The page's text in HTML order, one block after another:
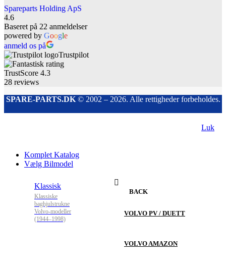
Spareparts Holding ApS
4.6
Baseret på 22 anmeldelser
powered by Google
anmeld os på
Trustpilot
TrustScore 4.3
28 reviews
SPARE-PARTS.DK© 2002 – 2026. Alle rettigheder forbeholdes.
Luk
Komplet Katalog
Vælg Bilmodel
Klassisk
Klassiske
baghjulstrukne
Volvo-modeller
(1944–1998)
BACK
VOLVO PV / DUETT
VOLVO AMAZON